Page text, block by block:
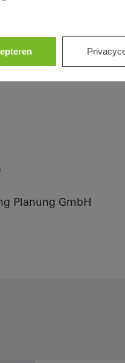
Planung GmbH